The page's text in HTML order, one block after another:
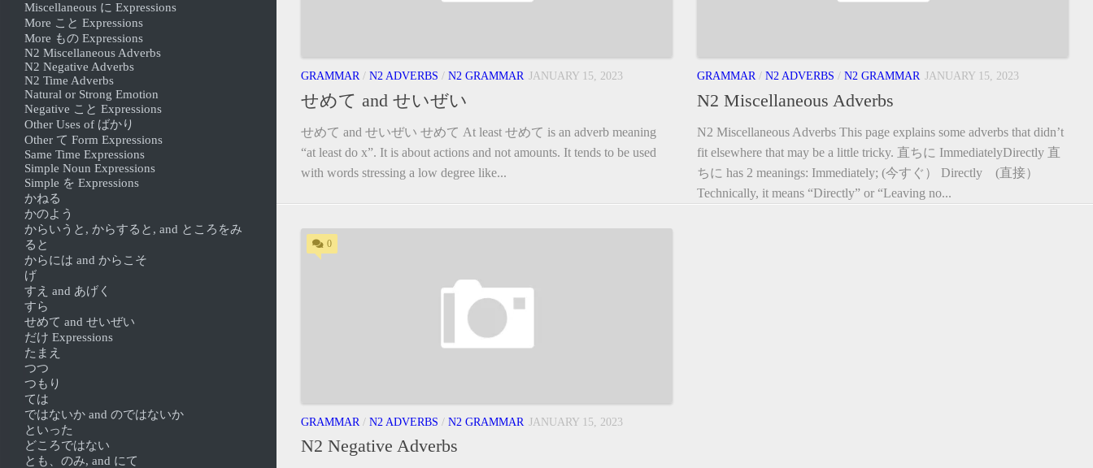
GRAMMAR/ N2 ADVERBS / N2 GRAMMAR JANUARY 15, 2023
せめて and せいぜい
せめて and せいぜい せめて At least せめて is an adverb meaning
“at least do x”. It is about actions and not amounts. It tends to be used
with words stressing a low degree like...
GRAMMAR/ N2 ADVERBS / N2 GRAMMAR JANUARY 15, 2023
N2 Miscellaneous Adverbs
N2 Miscellaneous Adverbs This page explains some adverbs that didn’t
fit elsewhere that may be a little tricky. 直ちに ImmediatelyDirectly 直
ちに has 2 meanings: Immediately; (今すぐ） Directly (直接）
Technically, it means “Directly” or “Leaving no...
0
GRAMMAR / N2 ADVERBS / N2 GRAMMAR JANUARY 15, 2023
N2 Negative Adverbs
Miscellaneous に Expressions
More こと Expressions
More もの Expressions
N2 Miscellaneous Adverbs
N2 Negative Adverbs
N2 Time Adverbs
Natural or Strong Emotion
Negative こと Expressions
Other Uses of ばかり
Other て Form Expressions
Same Time Expressions
Simple Noun Expressions
Simple を Expressions
かねる
かのよう
からいうと, からすると, and ところをみ
ると
からには and からこそ
げ
すえ and あげく
すら
せめて and せいぜい
だけ Expressions
たまえ
つつ
つもり
ては
ではないか and のではないか
といった
どころではない
とも、のみ, and にて